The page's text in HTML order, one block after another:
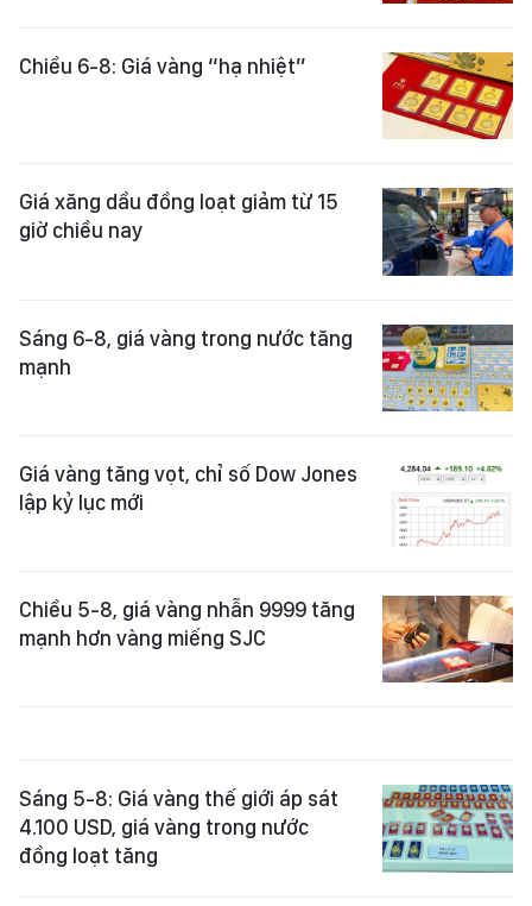
Chiều 6-8: Giá vàng “hạ nhiệt”
Giá xăng dầu đồng loạt giảm từ 15
giờ chiều nay
Sáng 6-8, giá vàng trong nước tăng
mạnh
Giá vàng tăng vọt, chỉ số Dow Jones
lập kỷ lục mới
Chiều 5-8, giá vàng nhẫn 9999 tăng
mạnh hơn vàng miếng SJC
Sáng 5-8: Giá vàng thế giới áp sát
4.100 USD, giá vàng trong nước
đồng loạt tăng